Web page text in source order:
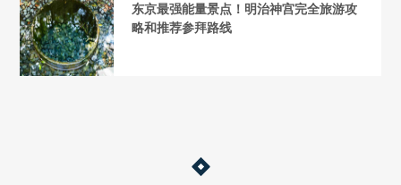
东京最强能量景点！明治神宫完全旅游攻
略和推荐参拜路线